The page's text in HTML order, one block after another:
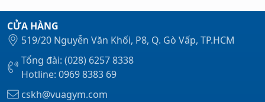
CỬA HÀNG
519/20 Nguyễn Văn Khối, P8, Q. Gò Vấp, TP.HCM
Tổng đài: (028) 6257 8338
Hotline: 0969 8383 69
cskh@vuagym.com